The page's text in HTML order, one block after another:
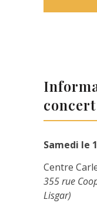
concert
Samedi le 1
Centre
355 rue
Lisgar)